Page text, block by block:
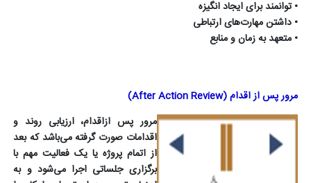
•توانمند برای ایجاد انگیزه
• داشتن مهارت‌های ارتباطی
• متعهد به زمان و منابع
مرور پس از اقدام (After Action Review
)
مرور پس ازاقدام، ارزیابى روند و
اقدامات صورت گرفته می‌باشد که بعد
از اتمام پروژه یا یک فعالیت مهم با
برگزاری جلساتی اجرا می‌شود و به